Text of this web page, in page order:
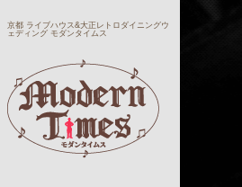
京都 ライブハウス&大正レトロダイニングウ
ェディング モダンタイムス